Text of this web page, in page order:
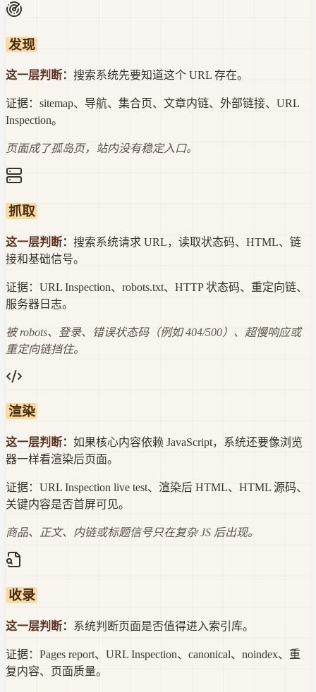
发现
这一层判断： 搜索系统先要知道这个 URL 存在。
证据： sitemap、导航、集合页、文章内链、外部链接、URL
Inspection。
页面成了孤岛页，站内没有稳定入口。
抓取
这一层判断： 搜索系统请求 URL，读取状态码、HTML、链
接和基础信号。
证据： URL Inspection、robots.txt、HTTP 状态码、重定向链、
服务器日志。
被 robots、登录、错误状态码（例如 404/500）、超慢响应或
重定向链挡住。
渲染
这一层判断： 如果核心内容依赖 JavaScript，系统还要像浏览
器一样看渲染后页面。
证据： URL Inspection live test、渲染后 HTML、HTML 源码、
关键内容是否首屏可见。
商品、正文、内链或标题信号只在复杂 JS 后出现。
收录
这一层判断： 系统判断页面是否值得进入索引库。
证据： Pages report、URL Inspection、canonical、noindex、重
复内容、页面质量。